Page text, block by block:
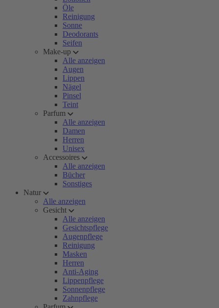
Öle
Reinigung
Sonne
Deodorants
Seifen
Make-up
Alle anzeigen
Augen
Lippen
Nägel
Pinsel
Teint
Parfum
Alle anzeigen
Damen
Herren
Unisex
Accessoires
Alle anzeigen
Bücher
Sonstiges
Natur
Alle anzeigen
Gesicht
Alle anzeigen
Gesichtspflege
Augenpflege
Reinigung
Masken
Herren
Anti-Aging
Lippenpflege
Sonnenpflege
Zahnpflege